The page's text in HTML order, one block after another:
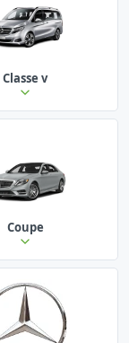
Classe v
Coupe